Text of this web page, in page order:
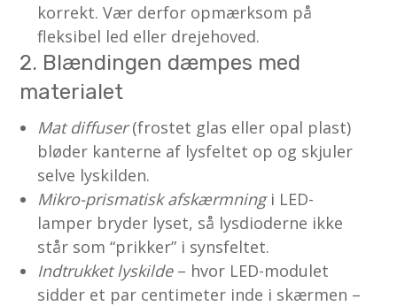
korrekt. Vær derfor opmærksom på
fleksibel led eller drejehoved.
2. Blændingen dæmpes med
materialet
Mat diffuser(frostet glas eller opal plast)
bløder kanterne af lysfeltet op og skjuler
selve lyskilden.
Mikro-prismatisk afskærmningi LED-
lamper bryder lyset, så lysdioderne ikke
står som “prikker” i synsfeltet.
Indtrukket lyskilde– hvor LED-modulet
sidder et par centimeter inde i skærmen –